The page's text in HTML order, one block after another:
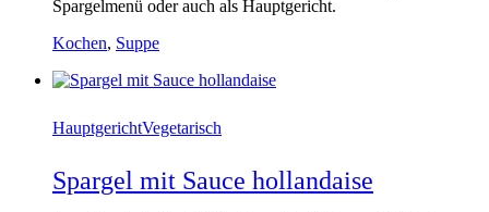
Spargelmenü oder auch als Hauptgericht.
Kochen, Suppe
HauptgerichtVegetarisch
Spargel mit Sauce hollandaise